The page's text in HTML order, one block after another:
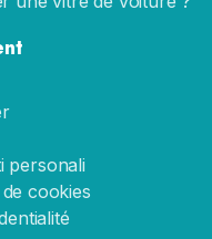
personali
cookies